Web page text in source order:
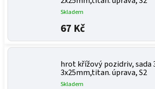
Skladem
67 Kč
hrot křížový pozidriv, sada
3x25mm,titan. úprava, S2
Skladem